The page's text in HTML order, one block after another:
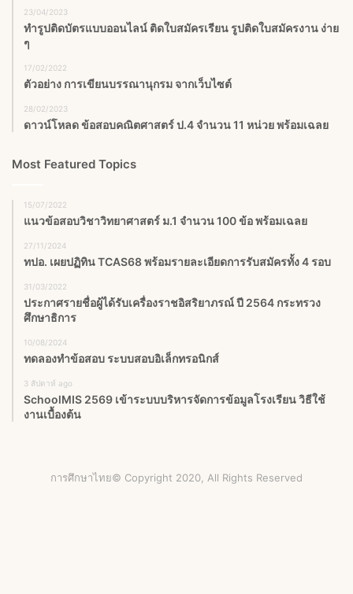
23/04/2023
ทำรูปติดบัตรแบบออนไลน์ ติดใบสมัครเรียน รูปติดใบสมัครงาน ง่าย
ๆ
17/02/2022
ตัวอย่าง การเขียนบรรณานุกรม จากเว็บไซต์
28/02/2023
ดาวน์โหลด ข้อสอบคณิตศาสตร์ ป.4 จำนวน 11 หน่วย พร้อมเฉลย
Most Featured Topics
15/07/2022
แนวข้อสอบวิชาวิทยาศาสตร์ ม.1 จำนวน 100 ข้อ พร้อมเฉลย
27/11/2024
ทปอ. เผยปฏิทิน TCAS68 พร้อมรายละเอียดการรับสมัครทั้ง 4 รอบ
31/03/2022
ประกาศรายชื่อผู้ได้รับเครื่องราชอิสริยาภรณ์ ปี 2564 กระทรวง
ศึกษาธิการ
10/08/2024
ทดลองทำข้อสอบ ระบบสอบอิเล็กทรอนิกส์
3 สัปดาห์ ago
SchoolMIS 2569 เข้าระบบบริหารจัดการข้อมูลโรงเรียน วิธีใช้
งานเบื้องต้น
การศึกษาไทย© Copyright 2020, All Rights Reserved